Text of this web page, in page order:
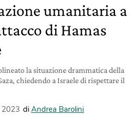
umanitaria a
di Hamas
la situazione drammatica della
chiedendo a Israele di rispettare il
2023 di Andrea Barolini